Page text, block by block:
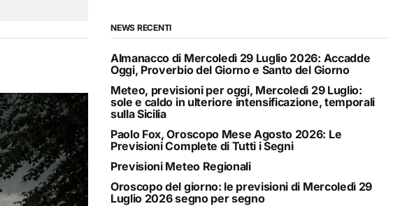
NEWS RECENTI
Almanacco di Mercoledì 29 Luglio 2026: Accadde
Oggi, Proverbio del Giorno e Santo del Giorno
Meteo, previsioni per oggi, Mercoledì 29 Luglio:
sole e caldo in ulteriore intensificazione, temporali
sulla Sicilia
Paolo Fox, Oroscopo Mese Agosto 2026: Le
Previsioni Complete di Tutti i Segni
Previsioni Meteo Regionali
Oroscopo del giorno: le previsioni di Mercoledì 29
Luglio 2026 segno per segno